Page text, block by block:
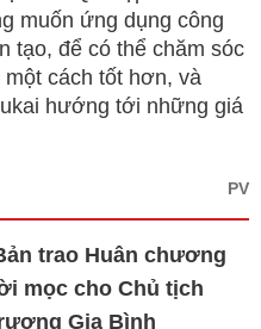
muốn ứng dụng công
tạo, để có thể chăm sóc
cách tốt hơn, và
hướng tới những giá
PV
trao Huân chương
mọc cho Chủ tịch
Gia Bình